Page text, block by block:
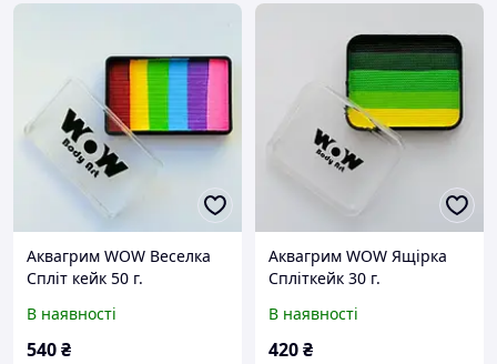
Аквагрим WOW Веселка
Спліт кейк 50 г.
В наявності
540₴
Аквагрим WOW Ящірка
Спліткейк 30 г.
В наявності
420₴